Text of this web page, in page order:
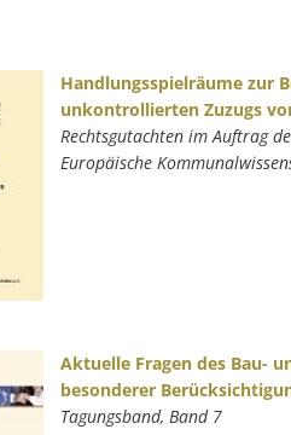
Handlungsspielräume zur
unkontrollierten Zuzugs
Rechtsgutachten im Auftrag
Europäische
Aktuelle Fragen des Bau-
besonderer
Tagungsband, Band 7